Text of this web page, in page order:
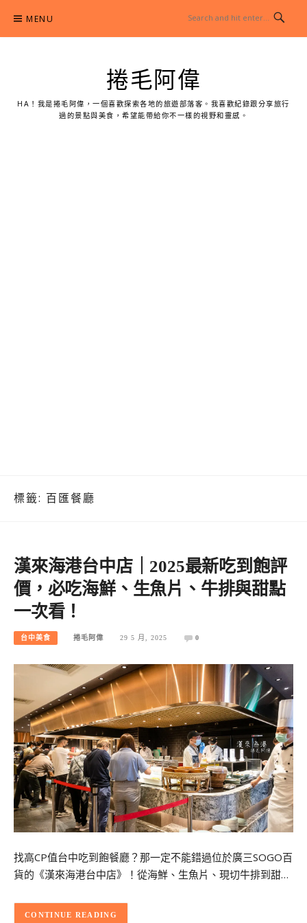
content
MENU
捲毛阿偉
HA！我是捲毛阿偉，一個喜歡探索各地的旅遊部落客。我喜歡紀錄跟分享旅行
過的景點與美食，希望能帶給你不一樣的視野和靈感。
標籤: 百匯餐廳
漢來海港台中店｜2025最新吃到飽評
價，必吃海鮮、生魚片、牛排與甜點
一次看！
台中美食 捲毛阿偉 29 5 月, 2025 0
找高CP值台中吃到飽餐廳？那一定不能錯過位於廣三SOGO百
貨的《漢來海港台中店》！從海鮮、生魚片、現切牛排到甜…
CONTINUE READING